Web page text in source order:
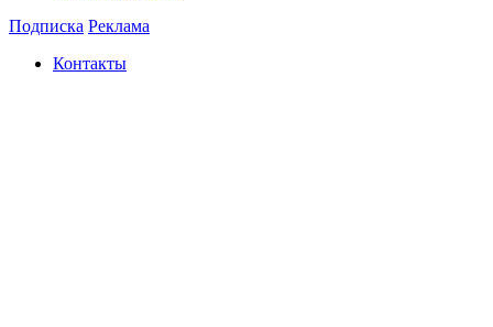
Подписка Реклама
Контакты